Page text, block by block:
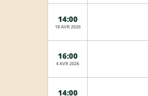
14:00
18 AVR 2026
16:00
4 AVR 2026
14:00